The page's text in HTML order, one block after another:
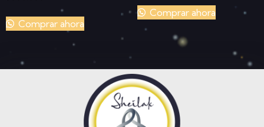
Comprar ahora
Comprar ahora